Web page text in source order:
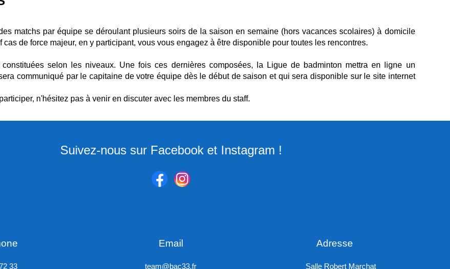
matchs par équipe se déroulant plusieurs soirs de la saison en semaine (hors vacances scolaires) à domicile
cas de force majeur, en y participant, vous vous engagez à être disponible pour toutes les rencontres.
constituées selon les niveaux. Une fois ces dernières composées, la Ligue de badminton mettra en ligne un
communiqué par le capitaine de votre équipe dès le début de saison et qui sera disponible sur le site internet
n'hésitez pas à venir en discuter avec les membres du staff.
Suivez-nous sur Facebook et Instagram !
33
Email
team@bac33.fr
Adresse
Salle Robert Marchat